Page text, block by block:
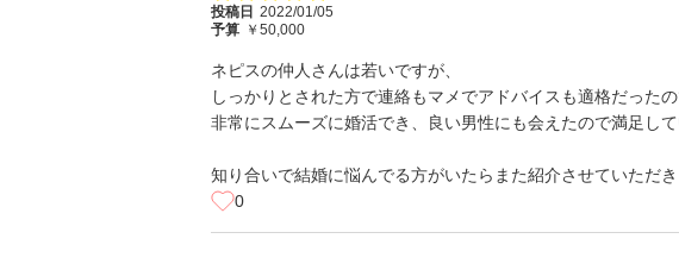
投稿日 2022/01/05
予算 ￥50,000
ネピスの仲人さんは若いですが、
しっかりとされた方で連絡もマメでアドバイスも適格だった
非常にスムーズに婚活でき、良い男性にも会えたので満足して
知り合いで結婚に悩んでる方がいたらまた紹介させていただき
0